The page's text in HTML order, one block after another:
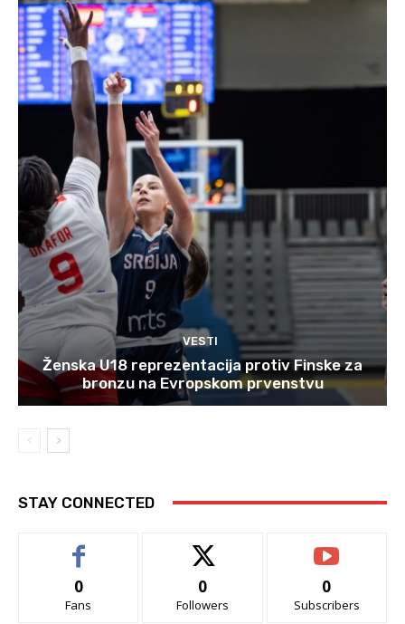
VESTI
Ženska U18 reprezentacija protiv Finske za
bronzu na Evropskom prvenstvu
STAY CONNECTED
0
Fans
0
Followers
0
Subscribers